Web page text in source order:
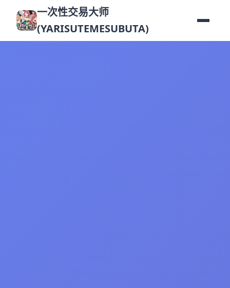
一次性交易大师
(YARISUTEMESUBUTA)